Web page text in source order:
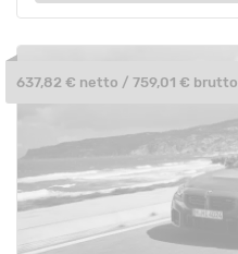
637,82 € netto / 759,01 € brutto